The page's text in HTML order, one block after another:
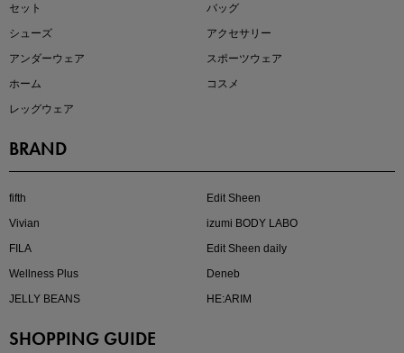
近日販売のアイテムを先見せ
セット
バッグ
シューズ
アクセサリー
アンダーウェア
スポーツウェア
ホーム
コスメ
レッグウェア
BRAND
fifth
Edit Sheen
Vivian
izumi BODY LABO
FILA
Edit Sheen daily
Wellness Plus
Deneb
JELLY BEANS
HE:ARIM
SHOPPING GUIDE